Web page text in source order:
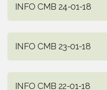
INFO CMB 24-01-18
INFO CMB 23-01-18
INFO CMB 22-01-18